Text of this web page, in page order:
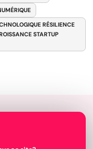
RÉSILIENCE
STARTUP